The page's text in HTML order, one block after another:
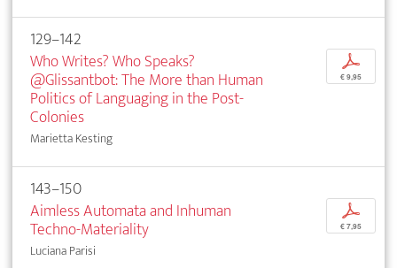
129–142
Who Writes? Who Speaks?
@Glissantbot: The More than Human
Politics of Languaging in the Post-
Colonies
Marietta Kesting
p
€ 9,95
143–150
Aimless Automata and Inhuman
Techno-Materiality
Luciana Parisi
p
€ 7,95